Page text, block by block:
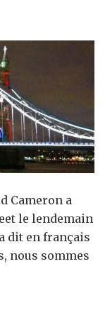
Cameron a
le lendemain
dit en français
nous sommes